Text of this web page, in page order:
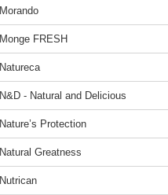
Morando
Monge FRESH
Natureca
N&D - Natural and Delicious
Nature’s Protection
Natural Greatness
Nutrican